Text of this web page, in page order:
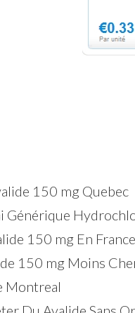
150 mg Quebec
Générique
150 mg En
150 mg Moins
Montreal